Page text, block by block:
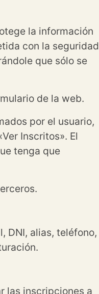
la información
con la seguridad
que sólo se
de la web.
por el usuario,
Inscritos». El
tenga que
DNI, alias, teléfono,
las inscripciones a